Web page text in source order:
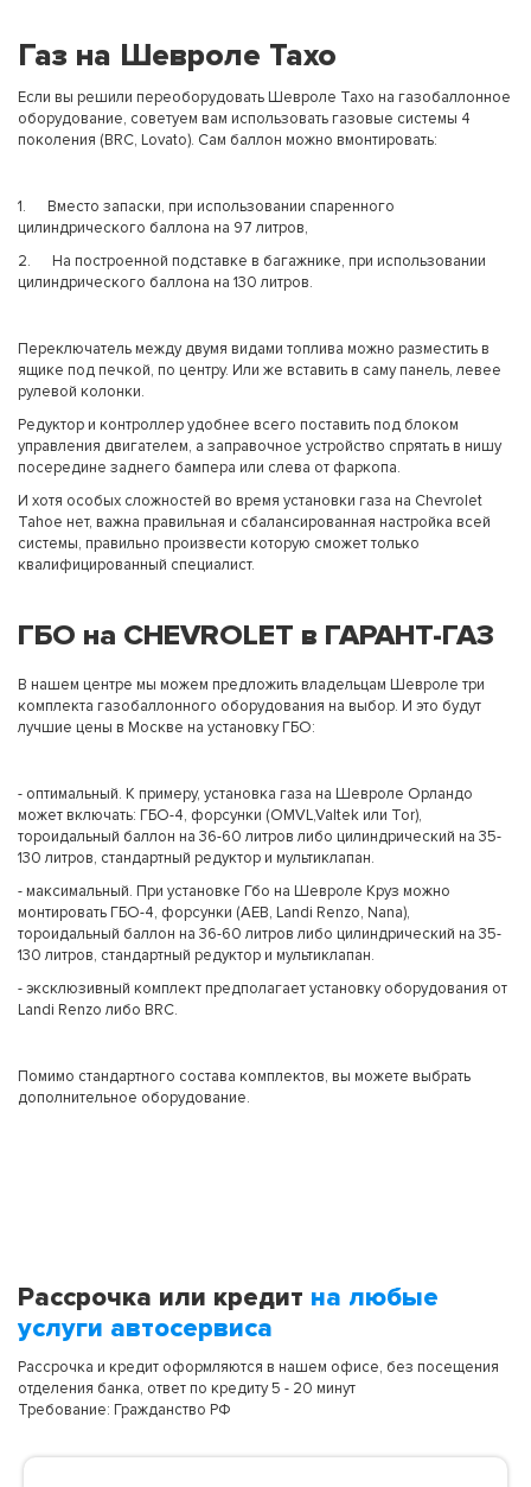
Газ на Шевроле Тахо
Если вы решили переоборудовать Шевроле Тахо на газобаллонное
оборудование, советуем вам использовать газовые системы 4
поколения (BRC, Lovato). Сам баллон можно вмонтировать:
1. Вместо запаски, при использовании спаренного
цилиндрического баллона на 97 литров,
2. На построенной подставке в багажнике, при использовании
цилиндрического баллона на 130 литров.
Переключатель между двумя видами топлива можно разместить в
ящике под печкой, по центру. Или же вставить в саму панель, левее
рулевой колонки.
Редуктор и контроллер удобнее всего поставить под блоком
управления двигателем, а заправочное устройство спрятать в нишу
посередине заднего бампера или слева от фаркопа.
И хотя особых сложностей во время установки газа на Chevrolet
Tahoe нет, важна правильная и сбалансированная настройка всей
системы, правильно произвести которую сможет только
квалифицированный специалист.
ГБО на CHEVROLET в ГАРАНТ-ГАЗ
В нашем центре мы можем предложить владельцам Шевроле три
комплекта газобаллонного оборудования на выбор. И это будут
лучшие цены в Москве на установку ГБО:
- оптимальный. К примеру, установка газа на Шевроле Орландо
может включать: ГБО-4, форсунки (ОMVL,Valtek или Tor),
тороидальный баллон на 36-60 литров либо цилиндрический на 35-
130 литров, стандартный редуктор и мультиклапан.
- максимальный. При установке Гбо на Шевроле Круз можно
монтировать ГБО-4, форсунки (AEB, Landi Renzo, Nana),
тороидальный баллон на 36-60 литров либо цилиндрический на 35-
130 литров, стандартный редуктор и мультиклапан.
- эксклюзивный комплект предполагает установку оборудования от
Landi Renzo либо BRC.
Помимо стандартного состава комплектов, вы можете выбрать
дополнительное оборудование.
Рассрочка или кредит на любые
услуги автосервиса
Рассрочка и кредит оформляются в нашем офисе, без посещения
отделения банка, ответ по кредиту 5 - 20 минут
Требование: Гражданство РФ